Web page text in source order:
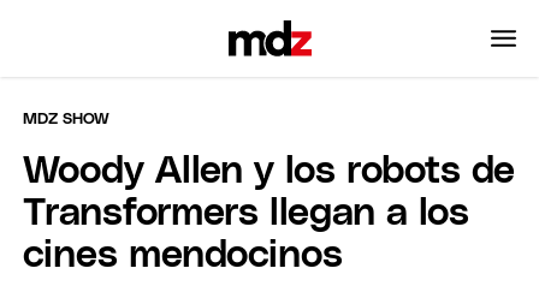
MDZ SHOW
Woody Allen y los robots de
Transformers llegan a los
cines mendocinos